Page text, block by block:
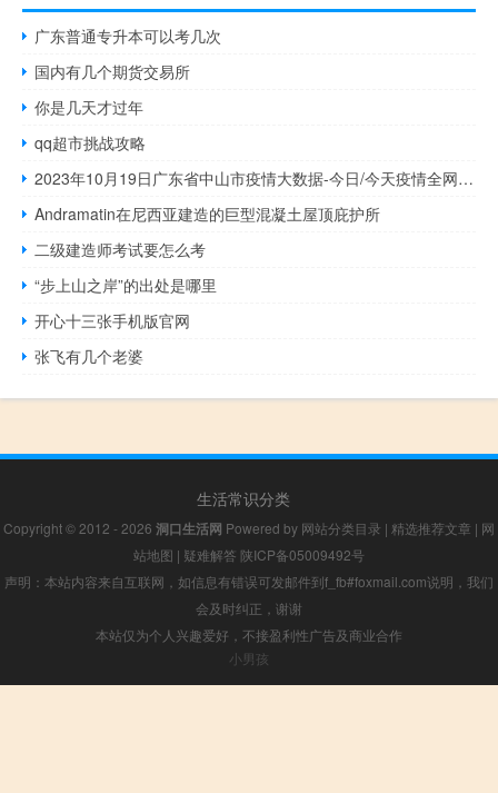
广东普通专升本可以考几次
国内有几个期货交易所
你是几天才过年
qq超市挑战攻略
2023年10月19日广东省中山市疫情大数据-今日/今天疫情全网搜索最新实时消息动态情况通知播报
Andramatin在尼西亚建造的巨型混凝土屋顶庇护所
二级建造师考试要怎么考
“步上山之岸”的出处是哪里
开心十三张手机版官网
张飞有几个老婆
生活常识分类
Copyright © 2012 - 2026 洞口生活网 Powered by 网站分类目录 | 精选推荐文章 | 网
站地图 | 疑难解答 陕ICP备05009492号
声明：本站内容来自互联网，如信息有错误可发邮件到f_fb#foxmail.com说明，我们
会及时纠正，谢谢
本站仅为个人兴趣爱好，不接盈利性广告及商业合作
小男孩